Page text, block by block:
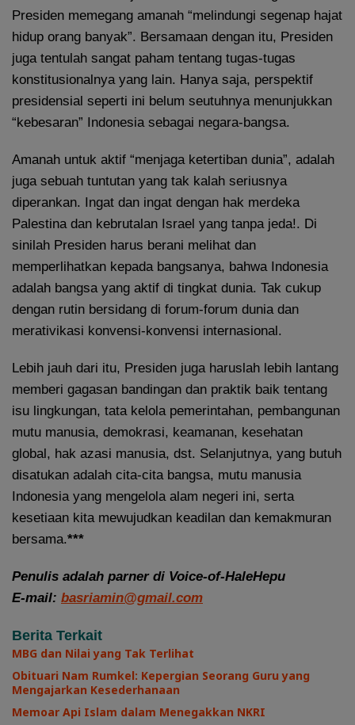
Presiden memegang amanah “melindungi segenap hajat
hidup orang banyak”. Bersamaan dengan itu, Presiden
juga tentulah sangat paham tentang tugas-tugas
konstitusionalnya yang lain. Hanya saja, perspektif
presidensial seperti ini belum seutuhnya menunjukkan
“kebesaran” Indonesia sebagai negara-bangsa.
Amanah untuk aktif “menjaga ketertiban dunia”, adalah
juga sebuah tuntutan yang tak kalah seriusnya
diperankan. Ingat dan ingat dengan hak merdeka
Palestina dan kebrutalan Israel yang tanpa jeda!. Di
sinilah Presiden harus berani melihat dan
memperlihatkan kepada bangsanya, bahwa Indonesia
adalah bangsa yang aktif di tingkat dunia. Tak cukup
dengan rutin bersidang di forum-forum dunia dan
merativikasi konvensi-konvensi internasional.
Lebih jauh dari itu, Presiden juga haruslah lebih lantang
memberi gagasan bandingan dan praktik baik tentang
isu lingkungan, tata kelola pemerintahan, pembangunan
mutu manusia, demokrasi, keamanan, kesehatan
global, hak azasi manusia, dst. Selanjutnya, yang butuh
disatukan adalah cita-cita bangsa, mutu manusia
Indonesia yang mengelola alam negeri ini, serta
kesetiaan kita mewujudkan keadilan dan kemakmuran
bersama.***
Penulis adalah parner di Voice-of-HaleHepu
E-mail: basriamin@gmail.com
Berita Terkait
MBG dan Nilai yang Tak Terlihat
Obituari Nam Rumkel: Kepergian Seorang Guru yang
Mengajarkan Kesederhanaan
Memoar Api Islam dalam Menegakkan NKRI